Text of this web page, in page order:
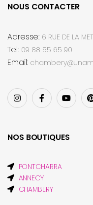
NOUS CONTACTER
Adresse: 6 RUE DE LA
Tel: 09 88 55 65 90
Email:
NOS BOUTIQUES
PONTCHARRA
ANNECY
CHAMBERY